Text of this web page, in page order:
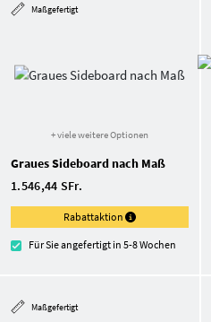
Maßgefertigt
+ viele weitere Optionen
Graues Sideboard nach Maß
1.546,44 SFr.
Rabattaktion
Für Sie angefertigt in 5-8 Wochen
Maßgefertigt